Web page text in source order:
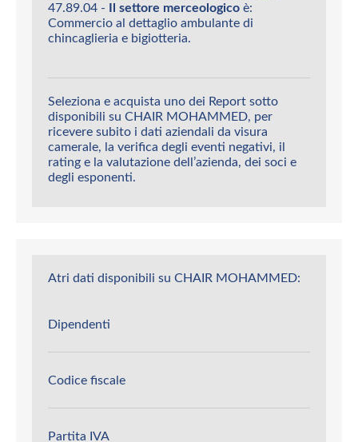
47.89.04 - Il settore merceologico è:
Commercio al dettaglio ambulante di
chincaglieria e bigiotteria.
Seleziona e acquista uno dei Report sotto
disponibili su CHAIR MOHAMMED, per
ricevere subito i dati aziendali da visura
camerale, la verifica degli eventi negativi, il
rating e la valutazione dell’azienda, dei soci e
degli esponenti.
Atri dati disponibili su CHAIR MOHAMMED:
Dipendenti
Codice fiscale
Partita IVA